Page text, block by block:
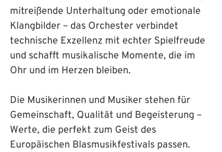
mitreißende Unterhaltung oder emotionale
Klangbilder – das Orchester verbindet
technische Exzellenz mit echter Spielfreude
und schafft musikalische Momente, die im
Ohr und im Herzen bleiben.
Die Musikerinnen und Musiker stehen für
Gemeinschaft, Qualität und Begeisterung –
Werte, die perfekt zum Geist des
Europäischen Blasmusikfestivals passen.